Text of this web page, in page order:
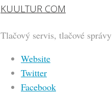
KUULTUR COM
Tlačový servis, tlačové správy
Website
Twitter
Facebook